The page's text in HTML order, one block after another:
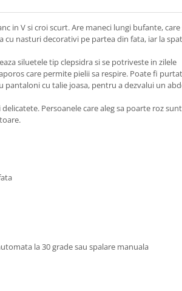
in V si croi scurt. Are maneci lungi bufante, care
cu nasturi decorativi pe partea din fata, iar la
siluetele tip clepsidra si se potriveste in zilele
care permite pielii sa respire. Poate fi
pantaloni cu talie joasa, pentru a dezvalui un
Persoanele care aleg sa poarte roz sunt
la 30 grade sau spalare manuala